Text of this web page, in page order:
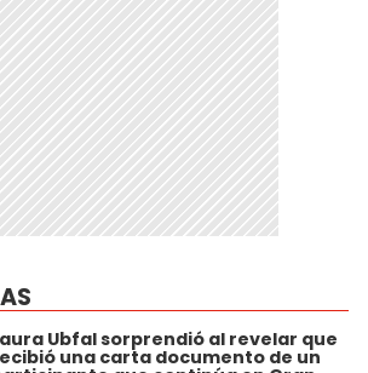
Ubfal sorprendió al revelar que
una carta documento de un